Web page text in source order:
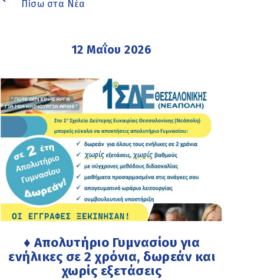
Πίσω στα Νέα
12 Μαΐου 2026
♦ Απολυτήριο Γυμνασίου για
ενήλικες σε 2 χρόνια, δωρεάν και
χωρίς εξετάσεις